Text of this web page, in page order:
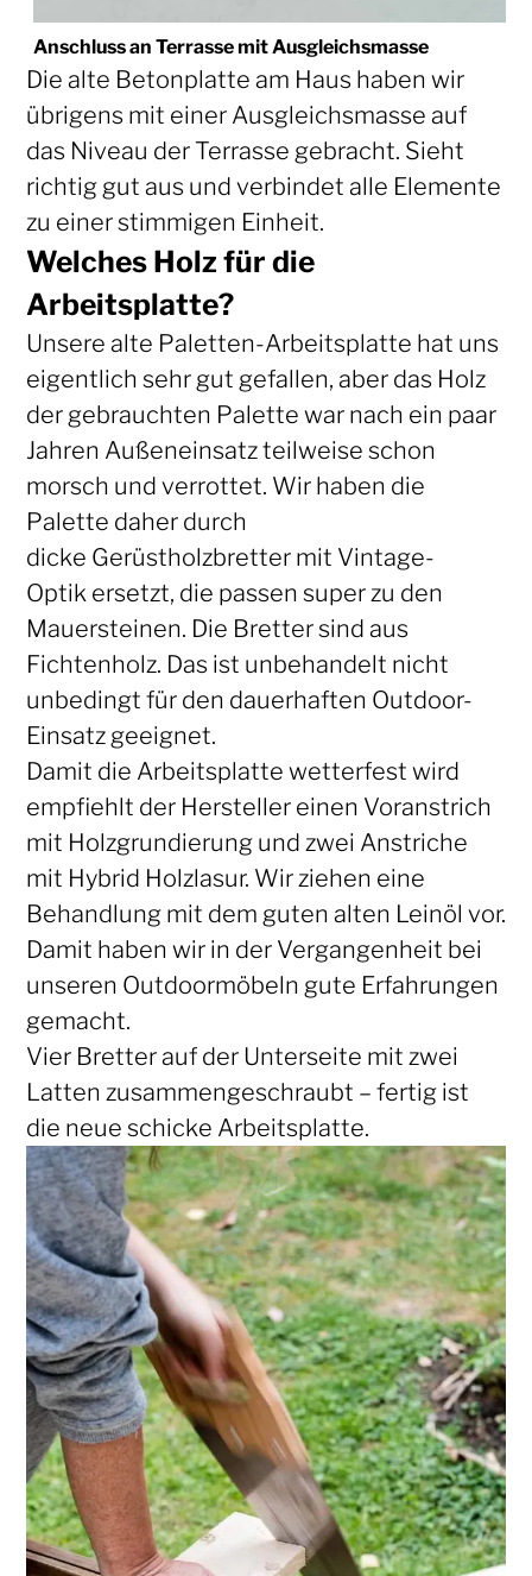
Anschluss an Terrasse mit Ausgleichsmasse
Die alte Betonplatte am Haus haben wir
übrigens mit einer Ausgleichsmasse auf
das Niveau der Terrasse gebracht. Sieht
richtig gut aus und verbindet alle Elemente
zu einer stimmigen Einheit.
Welches Holz für die
Arbeitsplatte?
Unsere alte Paletten-Arbeitsplatte hat uns
eigentlich sehr gut gefallen, aber das Holz
der gebrauchten Palette war nach ein paar
Jahren Außeneinsatz teilweise schon
morsch und verrottet. Wir haben die
Palette daher durch
dicke Gerüstholzbretter mit Vintage-
Optik ersetzt, die passen super zu den
Mauersteinen. Die Bretter sind aus
Fichtenholz. Das ist unbehandelt nicht
unbedingt für den dauerhaften Outdoor-
Einsatz geeignet.
Damit die Arbeitsplatte wetterfest wird
empfiehlt der Hersteller einen Voranstrich
mit Holzgrundierung und zwei Anstriche
mit Hybrid Holzlasur. Wir ziehen eine
Behandlung mit dem guten alten Leinöl vor.
Damit haben wir in der Vergangenheit bei
unseren Outdoormöbeln gute Erfahrungen
gemacht.
Vier Bretter auf der Unterseite mit zwei
Latten zusammengeschraubt – fertig ist
die neue schicke Arbeitsplatte.